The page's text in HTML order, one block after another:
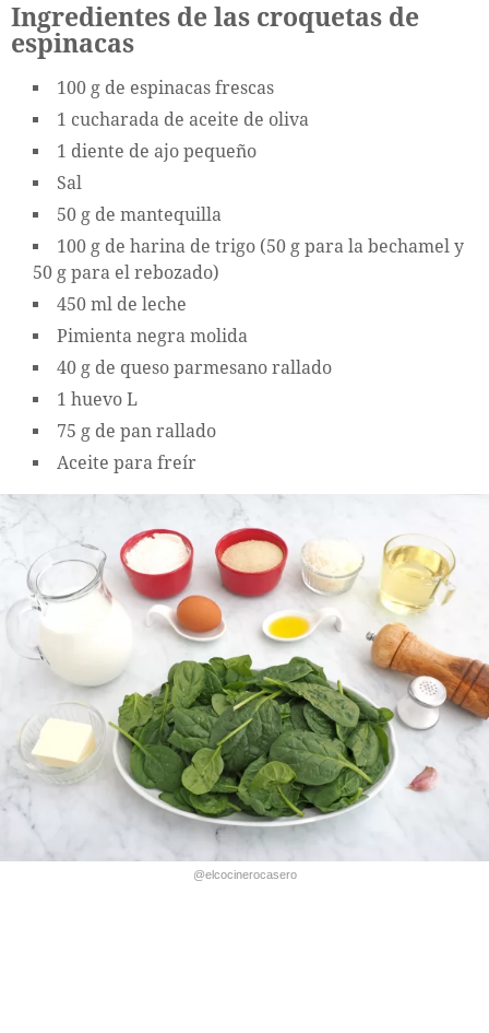
Ingredientes de las croquetas de
espinacas
100 g de espinacas frescas
1 cucharada de aceite de oliva
1 diente de ajo pequeño
Sal
50 g de mantequilla
100 g de harina de trigo (50 g para la bechamel y
50 g para el rebozado)
450 ml de leche
Pimienta negra molida
40 g de queso parmesano rallado
1 huevo L
75 g de pan rallado
Aceite para freír
@elcocinerocasero